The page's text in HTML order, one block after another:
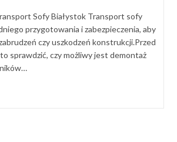
Sofy Białystok Transport sofy
przygotowania i zabezpieczenia, aby
czy uszkodzeń konstrukcji.Przed
sprawdzić, czy możliwy jest demontaż